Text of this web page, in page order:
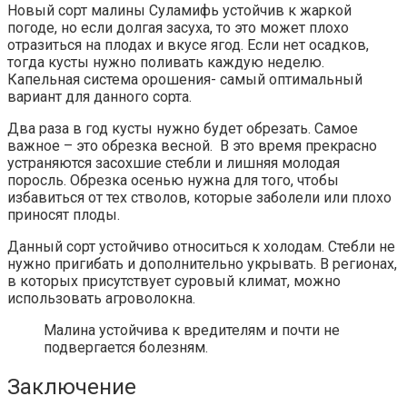
Новый сорт малины Суламифь устойчив к жаркой
погоде, но если долгая засуха, то это может плохо
отразиться на плодах и вкусе ягод. Если нет осадков,
тогда кусты нужно поливать каждую неделю.
Капельная система орошения- самый оптимальный
вариант для данного сорта.
Два раза в год кусты нужно будет обрезать. Самое
важное – это обрезка весной. В это время прекрасно
устраняются засохшие стебли и лишняя молодая
поросль. Обрезка осенью нужна для того, чтобы
избавиться от тех стволов, которые заболели или плохо
приносят плоды.
Данный сорт устойчиво относиться к холодам. Стебли не
нужно пригибать и дополнительно укрывать. В регионах,
в которых присутствует суровый климат, можно
использовать агроволокна.
Малина устойчива к вредителям и почти не
подвергается болезням.
Заключение